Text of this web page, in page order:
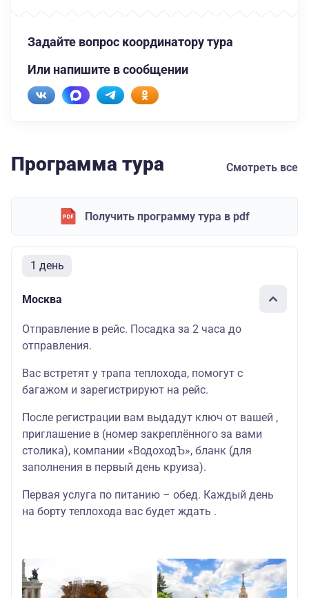
Задайте вопрос координатору тура
Или напишите в сообщении
Программа тура Смотреть все
Получить программу тура в pdf
1 день
Москва
Отправление в рейс. Посадка за 2 часа до
отправления.
Вас встретят у трапа теплохода, помогут с
багажом и зарегистрируют на рейс.
После регистрации вам выдадут ключ от вашей ,
приглашение в (номер закреплённого за вами
столика), компании «ВодоходЪ», бланк (для
заполнения в первый день круиза).
Первая услуга по питанию – обед. Каждый день
на борту теплохода вас будет ждать .